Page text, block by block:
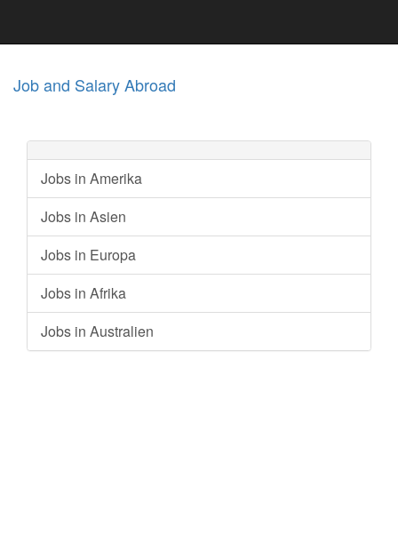
Job and Salary Abroad
Jobs in Amerika
Jobs in Asien
Jobs in Europa
Jobs in Afrika
Jobs in Australien